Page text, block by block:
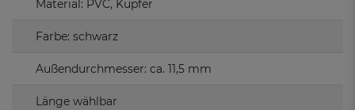
Material: PVC, Kupfer
Farbe: schwarz
Außendurchmesser: ca. 11,5 mm
Länge wählbar